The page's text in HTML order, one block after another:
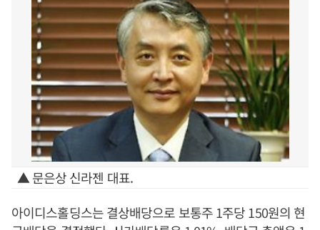
▲ 문은상 신라젠 대표.
아이디스홀딩스는 결상배당으로 보통주 1주당 150원의 현